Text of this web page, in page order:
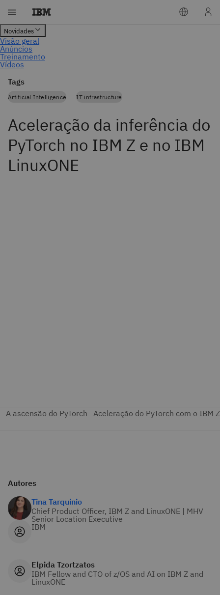
Tags
Artificial Intelligence IT infrastructure
Aceleração da inferência do
PyTorch no IBM Z e no IBM
LinuxONE
Autores
Tina Tarquinio
Chief Product Officer, IBM Z and LinuxONE | MHV
Senior Location Executive
IBM
Elpida Tzortzatos
IBM Fellow and CTO of z/OS and AI on IBM Z and
LinuxONE